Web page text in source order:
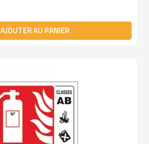
AJOUTER AU PANIER